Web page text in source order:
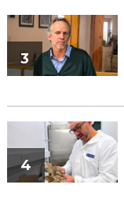
3
4